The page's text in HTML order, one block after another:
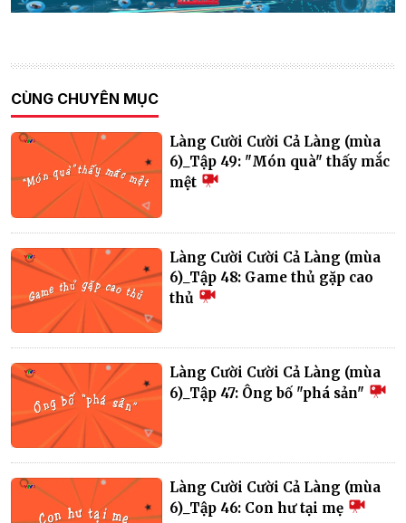
CÙNG CHUYÊN MỤC
Làng Cười Cười Cả Làng (mùa
6)_Tập 49: "Món quà" thấy mắc
mệt
Làng Cười Cười Cả Làng (mùa
6)_Tập 48: Game thủ gặp cao
thủ
Làng Cười Cười Cả Làng (mùa
6)_Tập 47: Ông bố "phá sản"
Làng Cười Cười Cả Làng (mùa
6)_Tập 46: Con hư tại mẹ